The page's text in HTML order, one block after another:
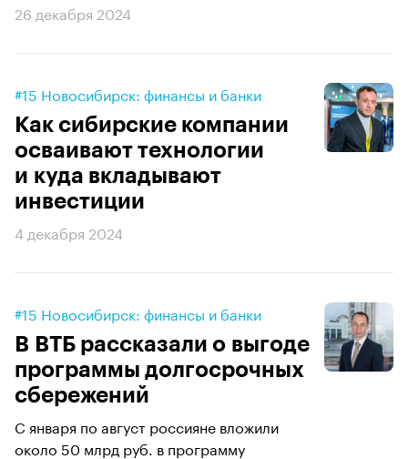
26 декабря 2024
#15 Новосибирск: финансы и банки
Как сибирские компании
осваивают технологии
и куда вкладывают
инвестиции
4 декабря 2024
#15 Новосибирск: финансы и банки
В ВТБ рассказали о выгоде
программы долгосрочных
сбережений
С января по август россияне вложили
около 50 млрд руб. в программу